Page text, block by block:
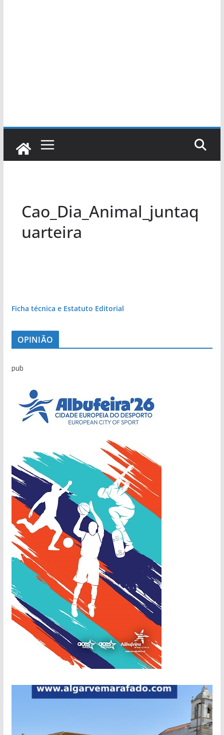
Cao_Dia_Animal_juntaq
uarteira
Ficha técnica e Estatuto Editorial
OPINIÃO
pub